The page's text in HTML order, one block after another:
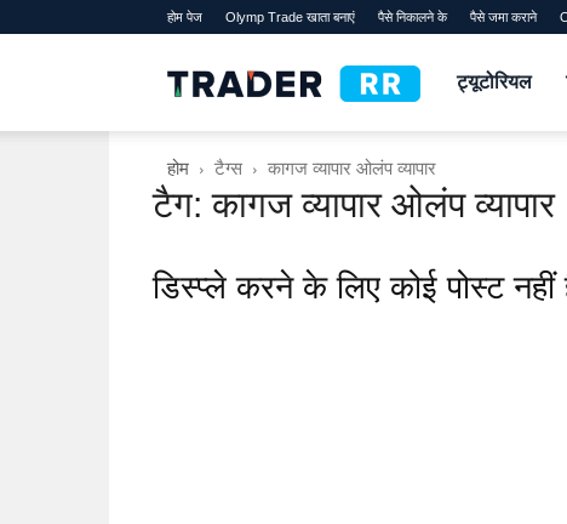
होम पेज Olymp Trade खाता बनाएं पैसे निकालने के पैसे जमा कराने
TraderRR
ट्यूटोरियल
होम टैग्स कागज व्यापार ओलंप व्यापार
टैग: कागज व्यापार ओलंप व्यापार
डिस्प्ले करने के लिए कोई पोस्ट नहीं